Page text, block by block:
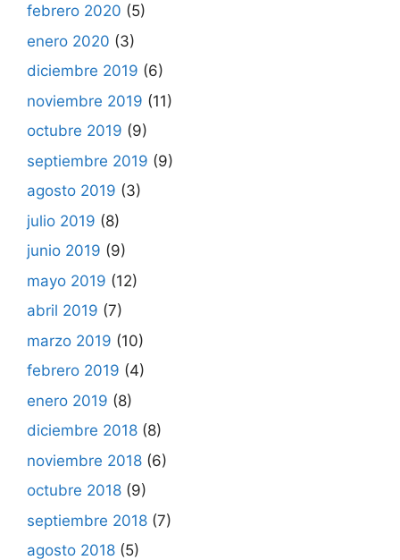
febrero 2020 (5)
enero 2020 (3)
diciembre 2019 (6)
noviembre 2019 (11)
octubre 2019 (9)
septiembre 2019 (9)
agosto 2019 (3)
julio 2019 (8)
junio 2019 (9)
mayo 2019 (12)
abril 2019 (7)
marzo 2019 (10)
febrero 2019 (4)
enero 2019 (8)
diciembre 2018 (8)
noviembre 2018 (6)
octubre 2018 (9)
septiembre 2018 (7)
agosto 2018 (5)